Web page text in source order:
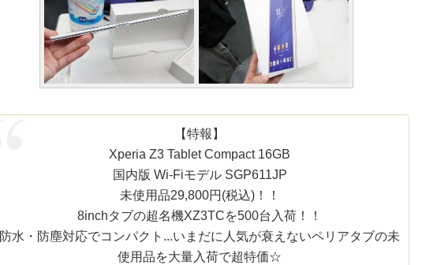
【特報】
Xperia Z3 Tablet Compact 16GB
国内版 Wi-Fiモデル SGP611JP
未使用品29,800円(税込)！！
8inchタブの超名機XZ3TCを500台入荷！！
防水・防塵対応でコンパクト...いまだに人気が衰えないペリアタブの未
使用品を大量入荷で超特価☆